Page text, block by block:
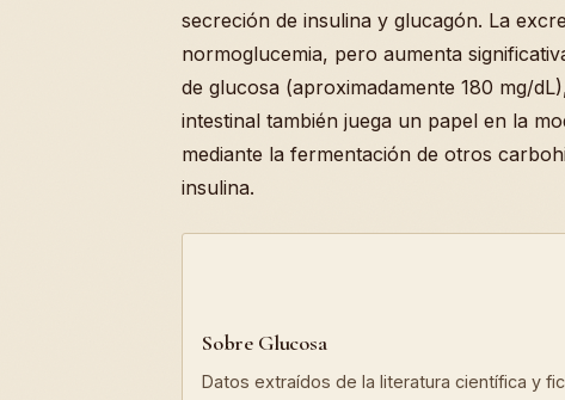
secreción de insulina y glucagón. La
normoglucemia, pero aumenta
de glucosa (aproximadamente 180 mg/
intestinal también juega un papel en la
mediante la fermentación de otros
insulina.
Sobre Glucosa
Datos extraídos de la literatura científica y